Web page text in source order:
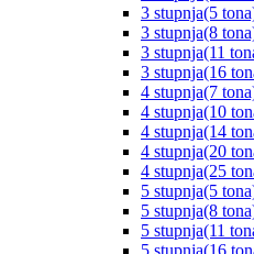
3 stupnja(5
3 stupnja(8
3 stupnja(11
3 stupnja(16
4 stupnja(7
4 stupnja(10
4 stupnja(14
4 stupnja(20
4 stupnja(25
5 stupnja(5
5 stupnja(8
5 stupnja(11
5 stupnja(16